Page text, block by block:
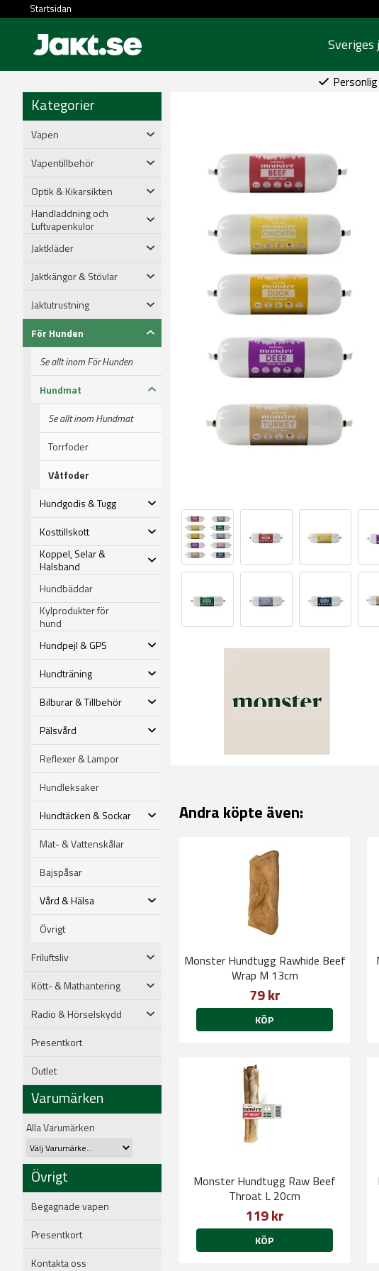
Startsidan
Sveriges
Kategorier
Vapen
Vapentillbehör
Optik & Kikarsikten
Handladdning och
Luftvapenkulor
Jaktkläder
Jaktkängor & Stövlar
Jaktutrustning
För Hunden
Se allt inom För Hunden
Hundmat
Se allt inom Hundmat
Torrfoder
Våtfoder
Hundgodis & Tugg
Kosttillskott
Koppel, Selar &
Halsband
Hundbäddar
Kylprodukter för
hund
Hundpejl & GPS
Hundträning
Bilburar & Tillbehör
Pälsvård
Reflexer & Lampor
Hundleksaker
Hundtäcken & Sockar
Mat- & Vattenskålar
Bajspåsar
Vård & Hälsa
Övrigt
Friluftsliv
Kött- & Mathantering
Radio & Hörselskydd
Presentkort
Outlet
Varumärken
Alla Varumärken
Övrigt
Begagnade vapen
Presentkort
Kontakta oss
Andra köpte även:
Monster Hundtugg Rawhide Beef
Wrap M 13cm
79 kr
KÖP
Monster Hundtugg Raw Beef
Throat L 20cm
119 kr
KÖP